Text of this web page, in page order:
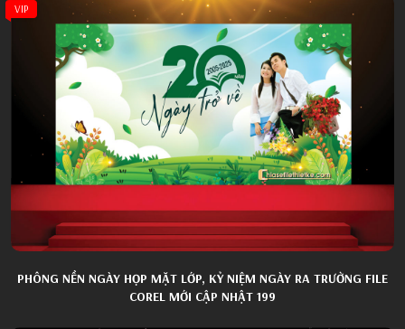
VIP
PHÔNG NỀN NGÀY HỌP MẶT LỚP, KỶ NIỆM NGÀY RA TRƯỜNG FILE
COREL MỚI CẬP NHẬT 199